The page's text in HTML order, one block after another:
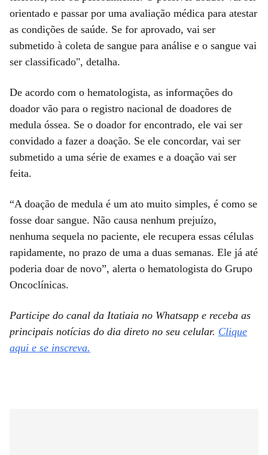
orientado e passar por uma avaliação médica para atestar
as condições de saúde. Se for aprovado, vai ser
submetido à coleta de sangue para análise e o sangue vai
ser classificado", detalha.
De acordo com o hematologista, as informações do
doador vão para o registro nacional de doadores de
medula óssea. Se o doador for encontrado, ele vai ser
convidado a fazer a doação. Se ele concordar, vai ser
submetido a uma série de exames e a doação vai ser
feita.
“A doação de medula é um ato muito simples, é como se
fosse doar sangue. Não causa nenhum prejuízo,
nenhuma sequela no paciente, ele recupera essas células
rapidamente, no prazo de uma a duas semanas. Ele já até
poderia doar de novo”, alerta o hematologista do Grupo
Oncoclínicas.
Participe do canal da Itatiaia no Whatsapp e receba as
principais notícias do dia direto no seu celular. Clique
aqui e se inscreva.